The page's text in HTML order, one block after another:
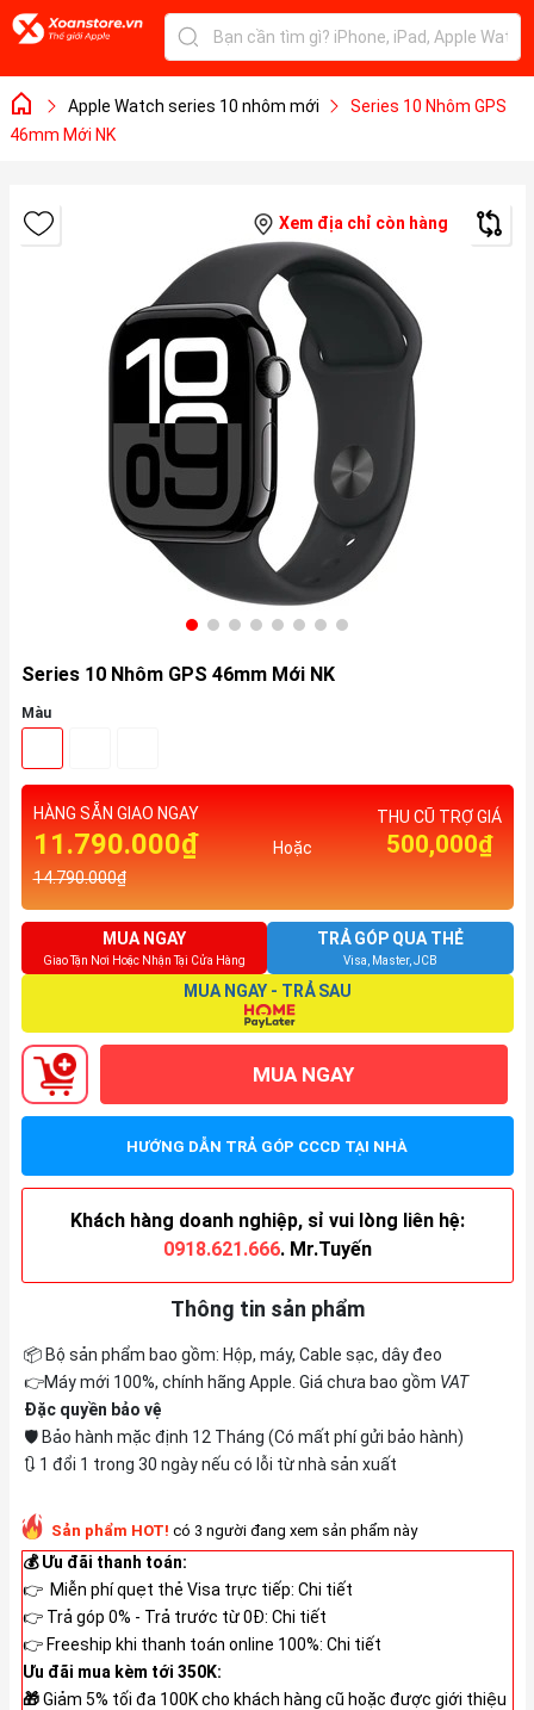
Apple Watch series 10 nhôm mới
Series 10 Nhôm GPS
46mm Mới NK
Xem địa chỉ còn hàng
Series 10 Nhôm GPS 46mm Mới NK
Màu
HÀNG SẴN GIAO NGAY
11.790.000₫
14.790.000₫
Hoặc
THU CŨ TRỢ GIÁ
500,000₫
MUA NGAY
Giao Tận Nơi Hoặc Nhận Tại Cửa Hàng
TRẢ GÓP QUA THẺ
Visa, Master, JCB
MUA NGAY - TRẢ SAU
MUA NGAY
HƯỚNG DẪN TRẢ GÓP CCCD TẠI NHÀ
Khách hàng doanh nghiệp, sỉ vui lòng liên hệ:
0918.621.666. Mr.Tuyến
Thông tin sản phẩm
📦 Bộ sản phẩm bao gồm: Hộp, máy, Cable sạc, dây đeo
👉Máy mới 100%, chính hãng Apple. Giá chưa bao gồm VAT
Đặc quyền bảo vệ
🛡️ Bảo hành mặc định 12 Tháng (Có mất phí gửi bảo hành)
🔃 1 đổi 1 trong 30 ngày nếu có lỗi từ nhà sản xuất
Sản phẩm HOT! có 3 người đang xem sản phẩm này
💰 Ưu đãi thanh toán:
👉 Miễn phí quẹt thẻ Visa trực tiếp: Chi tiết
👉 Trả góp 0% - Trả trước từ 0Đ: Chi tiết
👉 Freeship khi thanh toán online 100%: Chi tiết
Ưu đãi mua kèm tới 350K:
🎁Giảm 5% tối đa 100K cho khách hàng cũ hoặc được giới thiệu